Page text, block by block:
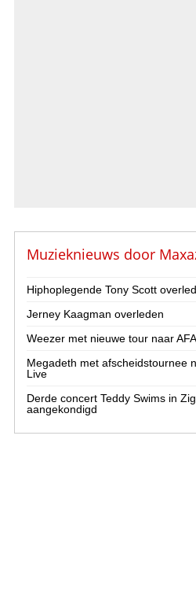
Muzieknieuws door
Hiphoplegende Tony Scott
Jerney Kaagman overleden
Weezer met nieuwe tour naar
Megadeth met afscheidstournee
Live
Derde concert Teddy Swims in
aangekondigd